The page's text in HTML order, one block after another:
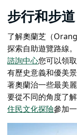
步行和步道
了解奧蘭芝（
探索自助遊覽路線。
諮詢中心您可以領
有歷史意義和優美
著奧蘭治一些最美
要從不同的角度了
住民文化探險參加